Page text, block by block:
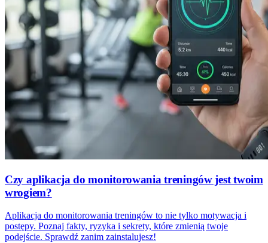
Czy aplikacja do monitorowania treningów jest twoim
wrogiem?
Aplikacja do monitorowania treningów to nie tylko motywacja i
postępy. Poznaj fakty, ryzyka i sekrety, które zmienią twoje
podejście. Sprawdź zanim zainstalujesz!